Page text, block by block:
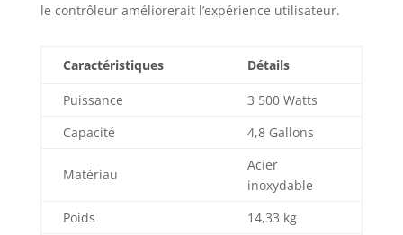
le contrôleur améliorerait l’expérience utilisateur.
Caractéristiques Détails
Puissance
3 500 Watts
Capacité
4,8 Gallons
Matériau
Acier
inoxydable
Poids
14,33 kg